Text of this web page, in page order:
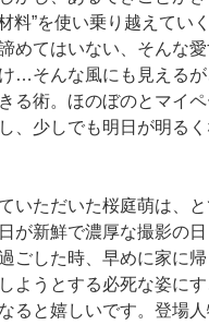
料”を使い乗り越えて
めてはいない、そんな
…そんな風にも見える
る術。ほのぼのとマイ
、少しでも明日が明る
いただいた桜庭萌は、
が新鮮で濃厚な撮影の
ごした時、早めに家に
ようとする必死な姿に
ると嬉しいです。登場